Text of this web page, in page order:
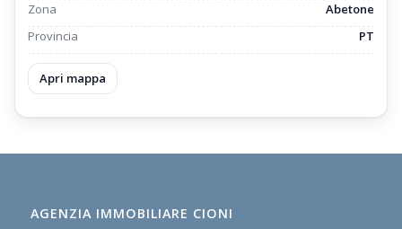
Zona
Abetone
Provincia
PT
Apri mappa
AGENZIA IMMOBILIARE CIONI